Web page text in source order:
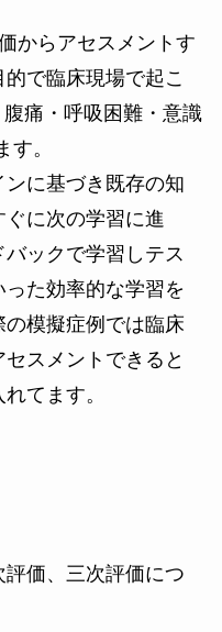
からアセスメントす
で臨床現場で起こ
痛・呼吸困難・意識
。
に基づき既存の知
に次の学習に進
ックで学習しテス
った効率的な学習を
模擬症例では臨床
スメントできると
てます。
評価、三次評価につ